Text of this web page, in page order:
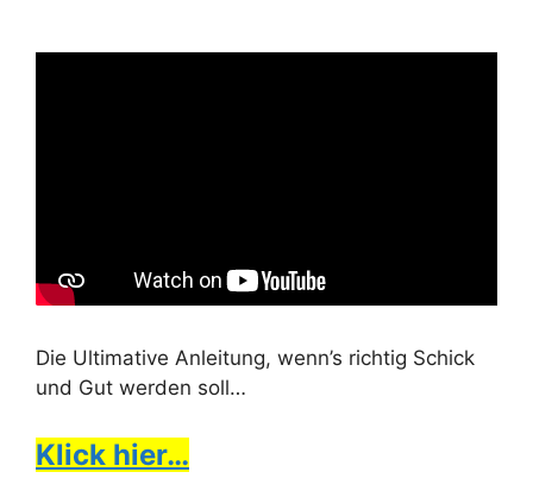
Die Ultimative Anleitung, wenn’s richtig Schick
und Gut werden soll…
Klick hier…